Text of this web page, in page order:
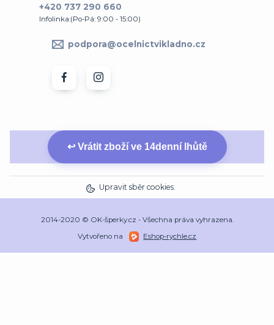
+420 737 290 660
Infolinka:(Po-Pá: 9:00 - 15:00)
podpora@ocelnictvikladno.cz
↩ Vrátit zboží ve 14denní lhůtě
Upravit sběr cookies.
2014-2020 © OK-šperky.cz - Všechna práva vyhrazena.
Vytvořeno na
Eshop-rychle.cz